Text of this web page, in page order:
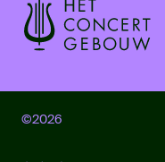
©2026